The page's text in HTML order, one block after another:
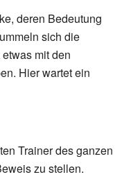
deren Bedeutung
sich die
mit den
Hier wartet ein
Trainer des ganzen
zu stellen.